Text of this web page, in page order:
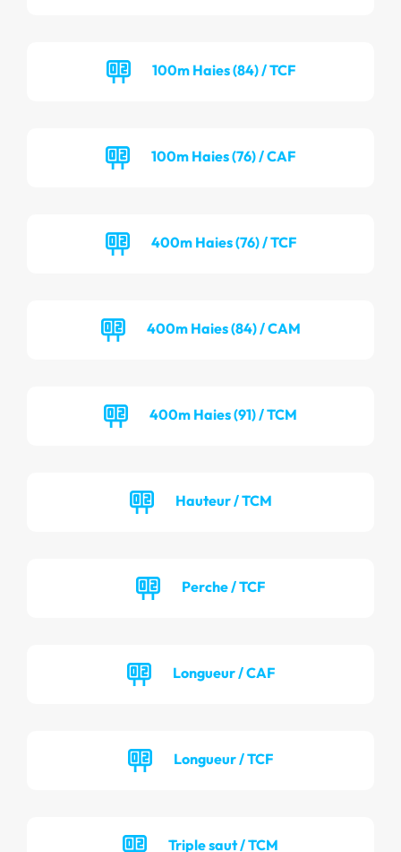
100m Haies (84) / TCF
100m Haies (76) / CAF
400m Haies (76) / TCF
400m Haies (84) / CAM
400m Haies (91) / TCM
Hauteur / TCM
Perche / TCF
Longueur / CAF
Longueur / TCF
Triple saut / TCM